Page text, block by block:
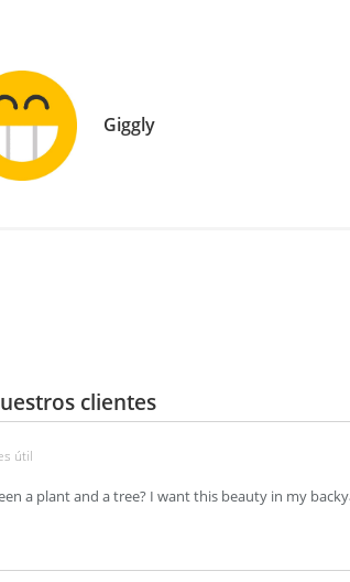
Giggly
clientes
útil
a plant and a tree? I want this beauty in my